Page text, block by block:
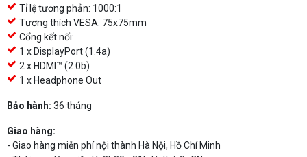
Tỉ lệ tương phản: 1000:1
Tương thích VESA: 75x75mm
Cổng kết nối:
1 x DisplayPort (1.4a)
2 x HDMI™ (2.0b)
1 x Headphone Out
Bảo hành: 36 tháng
Giao hàng:
- Giao hàng miễn phí nội thành Hà Nội, Hồ Chí Minh